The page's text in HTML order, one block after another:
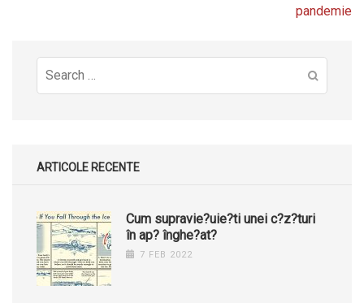
pandemie
Search
for:
ARTICOLE RECENTE
Cum supravie?uie?ti unei c?z?turi
în ap? înghe?at?
7 FEB 2022